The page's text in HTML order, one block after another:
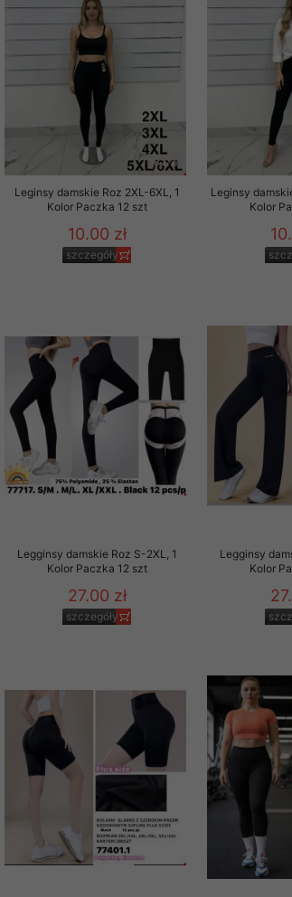
Leginsy damskie Roz 2XL-6XL, 1
Kolor Paczka 12 szt
10.00 zł
szczegóły
Leginsy
Kolor
Legginsy damskie Roz S-2XL, 1
Kolor Paczka 12 szt
27.00 zł
szczegóły
Legginsy
Kolor